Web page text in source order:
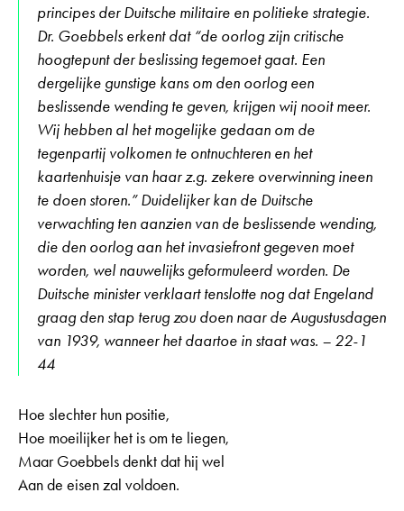
principes der Duitsche militaire en politieke strategie.
Dr. Goebbels erkent dat “de oorlog zijn critische
hoogtepunt der beslissing tegemoet gaat. Een
dergelijke gunstige kans om den oorlog een
beslissende wending te geven, krijgen wij nooit meer.
Wij hebben al het mogelijke gedaan om de
tegenpartij volkomen te ontnuchteren en het
kaartenhuisje van haar z.g. zekere overwinning ineen
te doen storen.” Duidelijker kan de Duitsche
verwachting ten aanzien van de beslissende wending,
die den oorlog aan het invasiefront gegeven moet
worden, wel nauwelijks geformuleerd worden. De
Duitsche minister verklaart tenslotte nog dat Engeland
graag den stap terug zou doen naar de Augustusdagen
van 1939, wanneer het daartoe in staat was. – 22-1
44
Hoe slechter hun positie,
Hoe moeilijker het is om te liegen,
Maar Goebbels denkt dat hij wel
Aan de eisen zal voldoen.